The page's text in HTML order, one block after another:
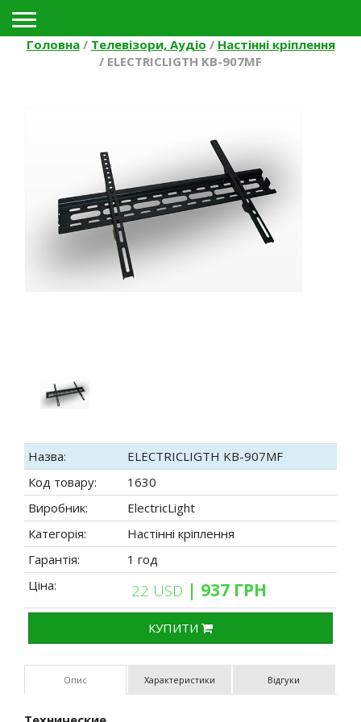
Головна / Телевізори, Аудіо / Настінні кріплення
/ ELECTRICLIGTH KB-907MF
Назва:
ELECTRICLIGTH KB-907MF
Код товару:
1630
Виробник:
ElectricLight
Категорія:
Настінні кріплення
Гарантія:
1 год
Ціна:
22 USD | 937 ГРН
КУПИТИ
Опис Характеристики Відгуки